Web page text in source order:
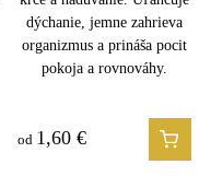
dýchanie, jemne zahrieva
organizmus a prináša pocit
pokoja a rovnováhy.
od 1,60 €
a prináša pocit sily a sviežosti.
od 1,80 €